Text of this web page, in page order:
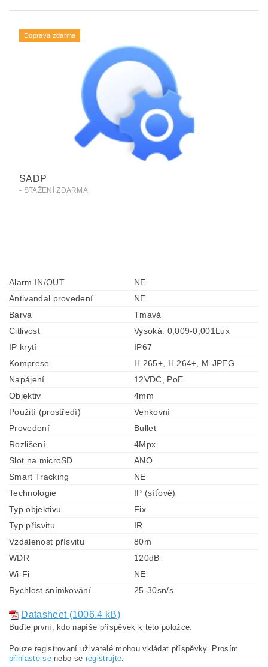
Doprava zdarma
SADP
- STAŽENÍ ZDARMA
Alarm IN/OUT
NE
Antivandal provedení
NE
Barva
Tmavá
Citlivost
Vysoká: 0,009-0,001Lux
IP krytí
IP67
Komprese
H.265+, H.264+, M-JPEG
Napájení
12VDC, PoE
Objektiv
4mm
Použití (prostředí)
Venkovní
Provedení
Bullet
Rozlišení
4Mpx
Slot na microSD
ANO
Smart Tracking
NE
Technologie
IP (síťové)
Typ objektivu
Fix
Typ přísvitu
IR
Vzdálenost přísvitu
80m
WDR
120dB
Wi-Fi
NE
Rychlost snímkování
25-30sn/s
Datasheet (1006.4 kB)
Buďte první, kdo napíše příspěvek k této položce.
Pouze registrovaní uživatelé mohou vkládat příspěvky. Prosím
přihlaste senebo se registrujte.